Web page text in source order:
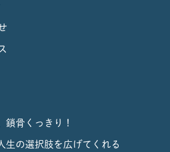
鎖骨くっきり！
生の選択肢を広げてくれる